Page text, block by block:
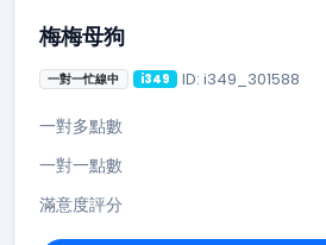
梅梅母狗
一對一忙線中 i349 ID: i349_301588
一對多點數
一對一點數
滿意度評分